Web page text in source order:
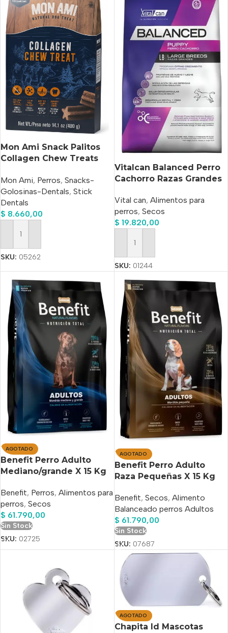
Mon Ami Snack Palitos
Collagen Chew Treats
Mon Ami, Perros, Snacks-
Golosinas-Dentals, Stick
Dentals
$ 8.660,00
Añadir Al Carrito
SKU: 05262
Vitalcan Balanced Perro
Cachorro Razas Grandes
Vital can, Alimentos para
perros, Secos
$ 19.820,00
Añadir Al Carrito
SKU: 01244
AGOTADO
Benefit Perro Adulto
Mediano/grande X 15 Kg
Benefit, Perros, Alimentos para
perros, Secos
$ 61.790,00
Sin Stock
SKU: 02725
AGOTADO
Benefit Perro Adulto
Raza Pequeñas X 15 Kg
Benefit, Secos, Alimento
Balanceado perros Adultos
$ 61.790,00
Sin Stock
SKU: 07687
AGOTADO
Chapita Id Mascotas